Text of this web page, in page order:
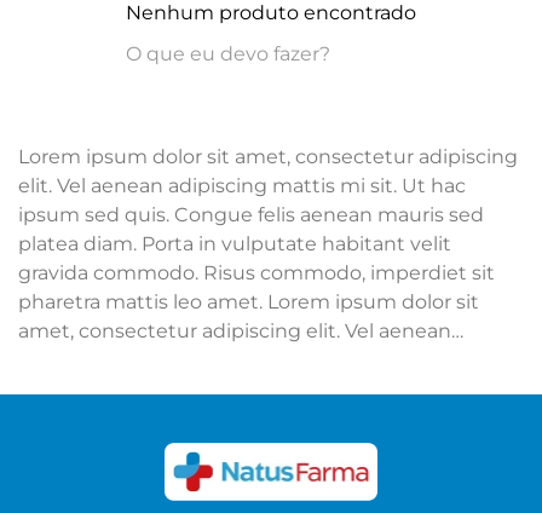
Nenhum produto encontrado
O que eu devo fazer?
Lorem ipsum dolor sit amet, consectetur adipiscing
elit. Vel aenean adipiscing mattis mi sit. Ut hac
ipsum sed quis. Congue felis aenean mauris sed
platea diam. Porta in vulputate habitant velit
gravida commodo. Risus commodo, imperdiet sit
pharetra mattis leo amet. Lorem ipsum dolor sit
amet, consectetur adipiscing elit. Vel aenean
Congue felis aenean mauris sed platea diam. Porta
commodo, imperdiet sit pharetra mattis leo amet.